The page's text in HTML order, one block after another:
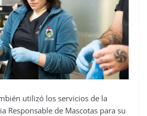
utilizó los servicios de la
Responsable de Mascotas para su